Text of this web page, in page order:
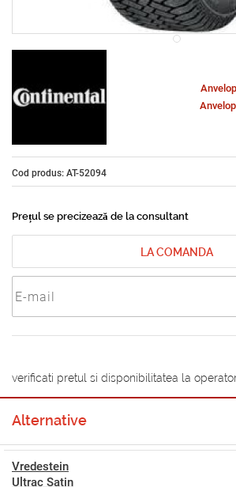
Cod produs: AT-52094
Prețul se precizează de la consultant
LA COMANDA
verificati pretul si disponibilitatea la
Alternative
Vredestein
Ultrac Satin